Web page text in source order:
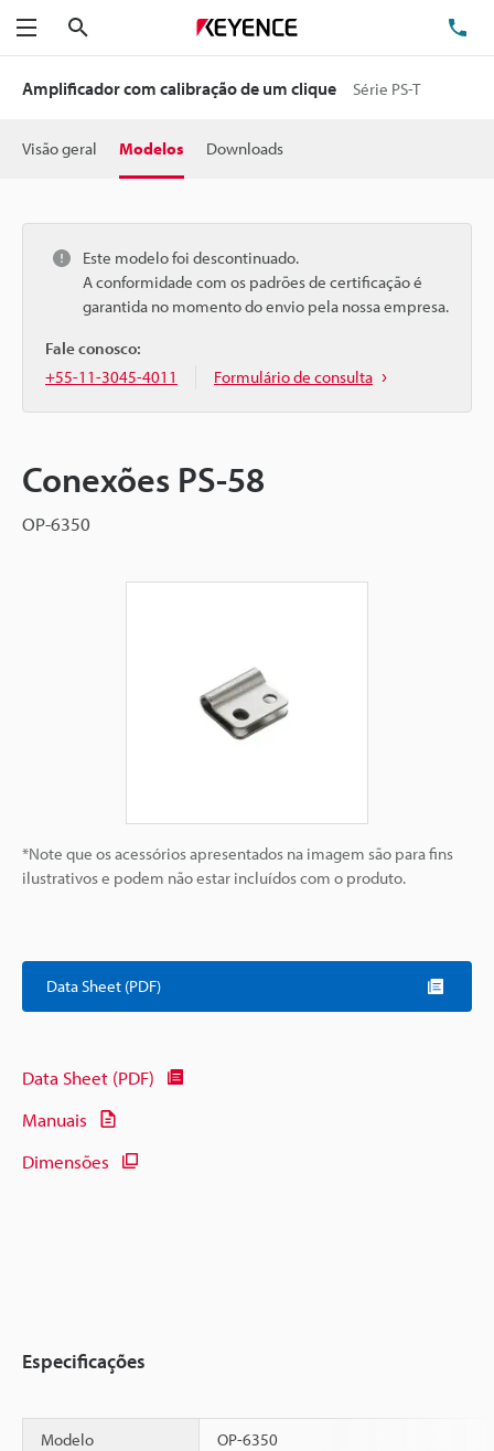
Menu
Amplificador com calibração de um clique Série PS-T
Visão geral Modelos Downloads
Este modelo foi descontinuado.
A conformidade com os padrões de certificação é
garantida no momento do envio pela nossa empresa.
Fale conosco:
+55-11-3045-4011
Formulário de consulta
Conexões PS-58
OP-6350
*Note que os acessórios apresentados na imagem são para fins
ilustrativos e podem não estar incluídos com o produto.
Data Sheet (PDF)
Data Sheet (PDF)
Manuais
Dimensões
Especificações
Modelo OP-6350